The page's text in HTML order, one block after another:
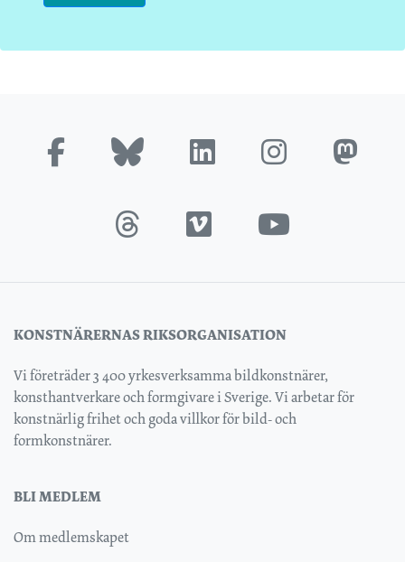
KONSTNÄRERNAS RIKSORGANISATION
Vi företräder 3 400 yrkesverksamma bildkonstnärer,
konsthantverkare och formgivare i Sverige. Vi arbetar för
konstnärlig frihet och goda villkor för bild- och
formkonstnärer.
BLI MEDLEM
Om medlemskapet